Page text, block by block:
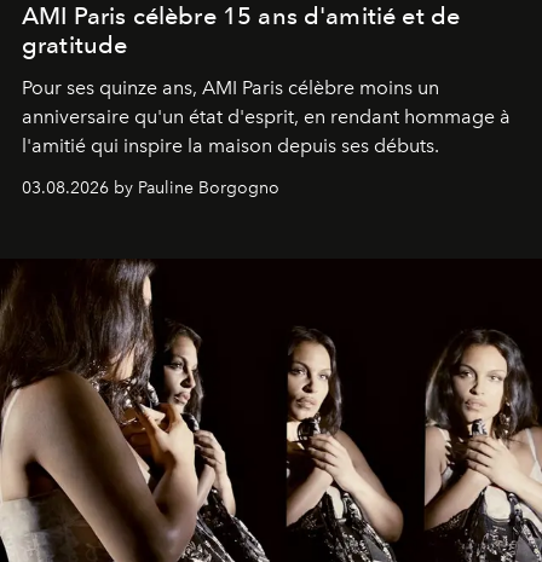
AMI Paris célèbre 15 ans d'amitié et de
gratitude
Pour ses quinze ans, AMI Paris célèbre moins un
anniversaire qu'un état d'esprit, en rendant hommage à
l'amitié qui inspire la maison depuis ses débuts.
03.08.2026 by Pauline Borgogno